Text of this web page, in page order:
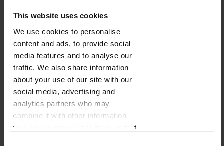
This website uses cookies
We use cookies to personalise
content and ads, to provide social
media features and to analyse our
traffic. We also share information
about your use of our site with our
social media, advertising and
analytics partners who may
combine it with other information
that you’ve provided to them or that